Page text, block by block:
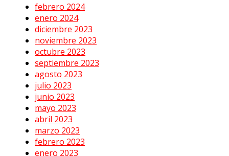
febrero 2024
enero 2024
diciembre 2023
noviembre 2023
octubre 2023
septiembre 2023
agosto 2023
julio 2023
junio 2023
mayo 2023
abril 2023
marzo 2023
febrero 2023
enero 2023